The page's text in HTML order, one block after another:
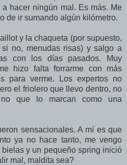
hacer ningún mal. Es más. Me
de ir sumando algún kilómetro.
y la chaqueta (por supuesto,
no, menudas risas) y salgo a
con los días pasados. Muy
hizo falta forrarme con más
para verme. Los expertos no
el friolero que llevo dentro, no
que lo marcan como una
sensacionales. A mí es que
ya no hace tanto, me vengo
y un pequeño spring inició
mal, maldita sea?